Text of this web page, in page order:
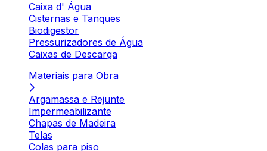
Caixa d' Água
Cisternas e Tanques
Biodigestor
Pressurizadores de Água
Caixas de Descarga
Materiais para Obra
Argamassa e Rejunte
Impermeabilizante
Chapas de Madeira
Telas
Colas para piso